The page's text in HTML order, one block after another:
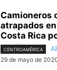
Camioneros
atrapados
Costa Rica
CENTROAMÉRICA
29 de mayo de